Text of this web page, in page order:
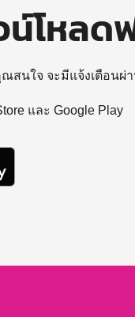
โหลด
สนใจ จะมีแจ้งเตือน
และ Google Play